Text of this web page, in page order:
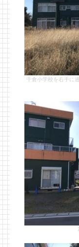
千倉小学校を右手に